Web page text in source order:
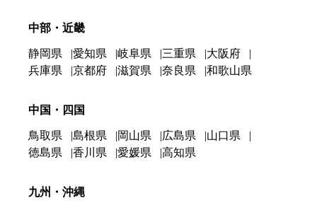
中部・近畿
静岡県 愛知県 岐阜県 三重県
大阪府
兵庫県
京都府 滋賀県 奈良県 和歌山県
中国・四国
鳥取県 島根県 岡山県 広島県
山口県
徳島県
香川県 愛媛県 高知県
九州・沖縄